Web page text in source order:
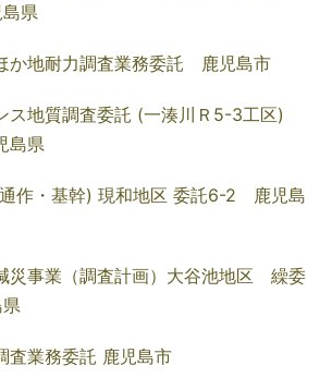
県
か地耐力調査業務委託 鹿児島市
ス地質調査委託 (一湊川Ｒ5-3工区)
島県
作・基幹) 現和地区 委託6-2 鹿児島
災事業（調査計画）大谷池地区 繰委
査業務委託 鹿児島市